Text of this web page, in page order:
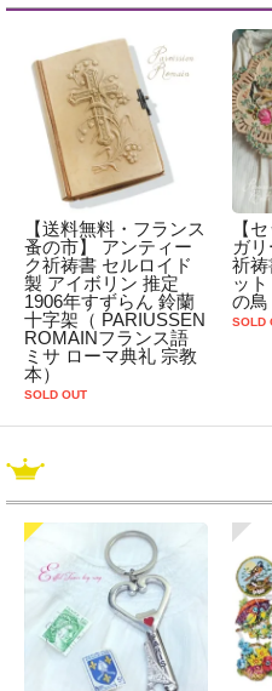
【送料無料・フランス
蚤の市】 アンティー
ク祈祷書 セルロイド
製 アイボリン 推定
1906年すずらん 鈴蘭
十字架（ PARIUSSEN
ROMAINフランス語
ミサ ローマ典礼 宗教
本）
SOLD OUT
【
ガ
祈祷
ッ
の鳥
SOLD